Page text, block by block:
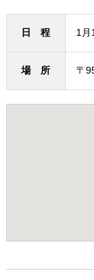
日 程 1月
場 所 〒